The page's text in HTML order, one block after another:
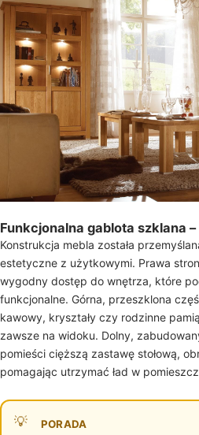
Funkcjonalna gablota szklana
Konstrukcja mebla została
estetyczne z użytkowymi. Prawa
wygodny dostęp do wnętrza, które
funkcjonalne. Górna, przeszklona
kawowy, kryształy czy rodzinne
zawsze na widoku. Dolny,
pomieści cięższą zastawę stołową,
pomagając utrzymać ład w
PORADA